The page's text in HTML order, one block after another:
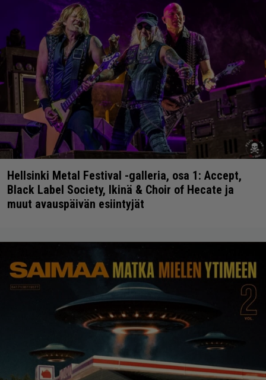
Hellsinki Metal Festival -galleria, osa 1: Accept,
Black Label Society, Ikinä & Choir of Hecate ja
muut avauspäivän esiintyjät